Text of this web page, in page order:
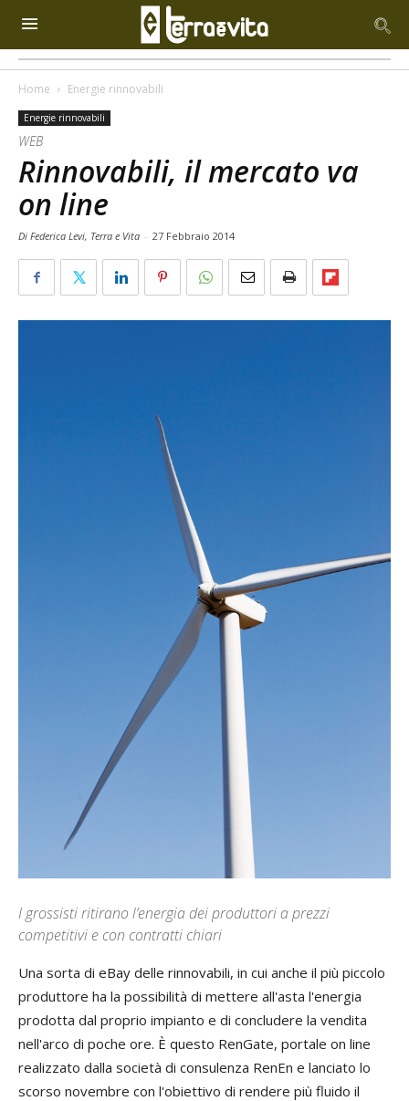
Home Energie rinnovabili
Energie rinnovabili
WEB
Rinnovabili, il mercato va
on line
Di Federica Levi, Terra e Vita - 27 Febbraio 2014
I grossisti ritirano l’energia dei produttori a prezzi
competitivi e con contratti chiari
Una sorta di eBay delle rinnovabili, in cui anche il più piccolo
produttore ha la possibilità di mettere all'asta l'energia
prodotta dal proprio impianto e di concludere la vendita
nell'arco di poche ore. È questo RenGate, portale on line
realizzato dalla società di consulenza RenEn e lanciato lo
scorso novembre con l'obiettivo di rendere più fluido il